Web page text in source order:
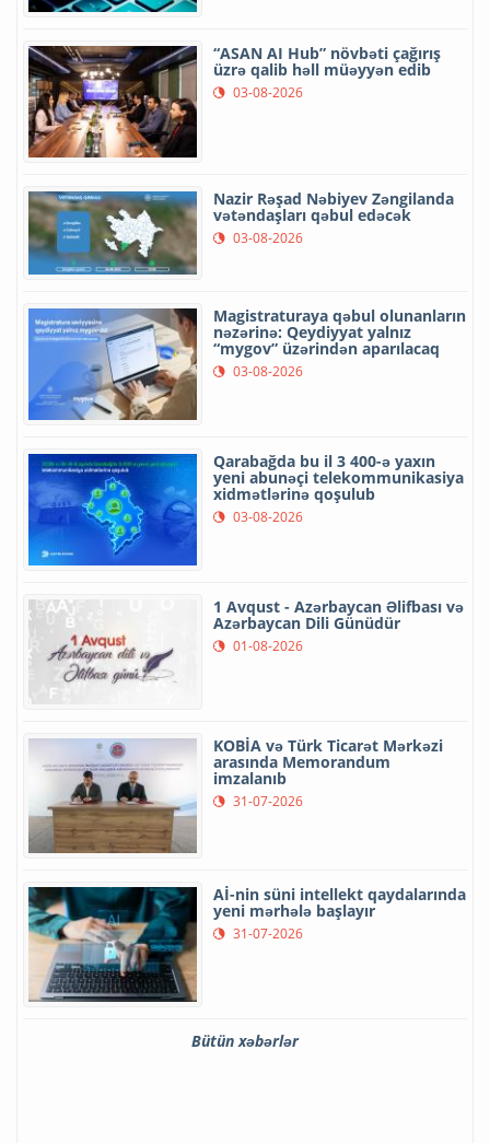
“ASAN AI Hub” növbəti çağırış
üzrə qalib həll müəyyən edib
03-08-2026
Nazir Rəşad Nəbiyev Zəngilanda
vətəndaşları qəbul edəcək
03-08-2026
Magistraturaya qəbul olunanların
nəzərinə: Qeydiyyat yalnız
“mygov” üzərindən aparılacaq
03-08-2026
Qarabağda bu il 3 400-ə yaxın
yeni abunəçi telekommunikasiya
xidmətlərinə qoşulub
03-08-2026
1 Avqust - Azərbaycan Əlifbası və
Azərbaycan Dili Günüdür
01-08-2026
KOBİA və Türk Ticarət Mərkəzi
arasında Memorandum
imzalanıb
31-07-2026
Aİ-nin süni intellekt qaydalarında
yeni mərhələ başlayır
31-07-2026
Bütün xəbərlər